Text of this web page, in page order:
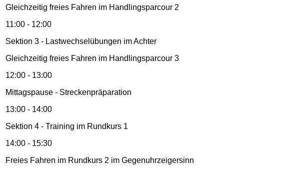
Gleichzeitig freies Fahren im Handlingsparcour 2
11:00 - 12:00
Sektion 3 - Lastwechselübungen im Achter
Gleichzeitig freies Fahren im Handlingsparcour 3
12:00 - 13:00
Mittagspause - Streckenpräparation
13:00 - 14:00
Sektion 4 - Training im Rundkurs 1
14:00 - 15:30
Freies Fahren im Rundkurs 2 im Gegenuhrzeigersinn